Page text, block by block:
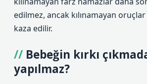
edilmez, ancak kılınamayan
kaza edilir.
Bebeğin kırkı
yapılmaz?